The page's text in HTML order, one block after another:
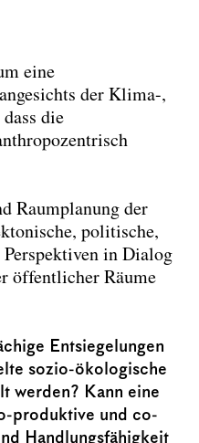
eine
der Klima-,
die
Raumplanung der
politische,
in Dialog
öffentlicher Räume
Entsiegelungen
sozio-ökologische
werden? Kann eine
produktive und co-
Handlungsfähigkeit